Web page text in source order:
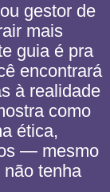
gestor de
mais
guia é pra
encontrará
à realidade
como
ética,
— mesmo
tenha